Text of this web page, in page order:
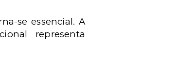
se essencial. A
representa